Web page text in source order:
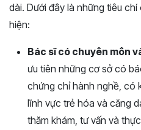
dài. Dưới đây là những tiêu
hiện:
Bác sĩ có chuyên môn
ưu tiên những cơ sở có
chứng chỉ hành nghề, có
lĩnh vực trẻ hóa và căng
thăm khám, tư vấn và